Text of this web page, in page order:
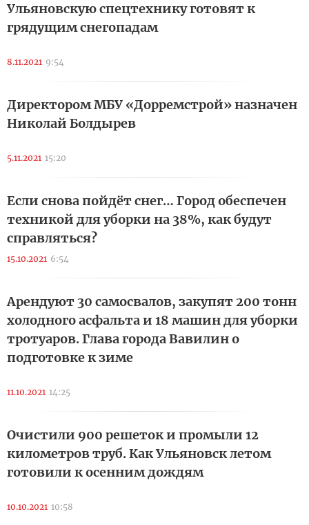
Ульяновскую спецтехнику готовят к
грядущим снегопадам
8.11.2021 9:54
Директором МБУ «Дорремстрой» назначен
Николай Болдырев
5.11.2021 15:20
Если снова пойдёт снег… Город обеспечен
техникой для уборки на 38%, как будут
справляться?
15.10.2021 6:54
Арендуют 30 самосвалов, закупят 200 тонн
холодного асфальта и 18 машин для уборки
тротуаров. Глава города Вавилин о
подготовке к зиме
11.10.2021 14:25
Очистили 900 решеток и промыли 12
километров труб. Как Ульяновск летом
готовили к осенним дождям
10.10.2021 10:58